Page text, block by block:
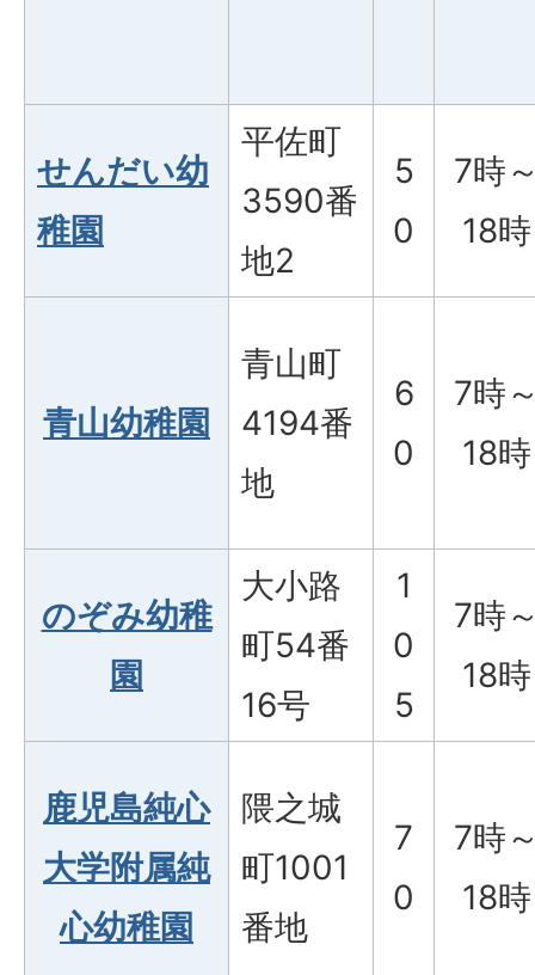
せんだい幼
稚園
平佐町
3590番
地2
5
0
7時
18時
青山幼稚園
青山町
4194番
地
6
0
7時
18時
のぞみ幼稚
園
大小路
町54番
16号
1
0
5
7時
18時
鹿児島純心
大学附属純
心幼稚園
隈之城
町1001
番地
7
0
7時
18時